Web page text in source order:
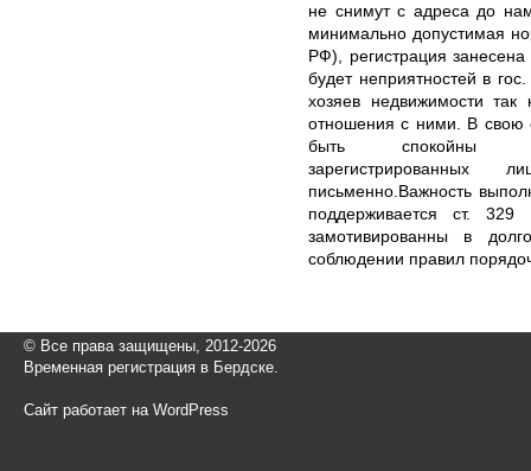
не снимут с адреса до
минимально допустимая
РФ), регистрация
будет неприятностей в
хозяев недвижимости так
отношения с ними. В свою
быть спокойны
письменно.Важность
поддерживается ст.
замотивированны в
соблюдении правил
© Все права защищены, 2012-2026
Временная регистрация в Бердске.
Сайт работает на WordPress